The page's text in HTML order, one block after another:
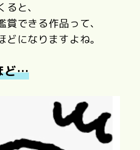
と、
できる作品って、
どになりますよね。
ど…